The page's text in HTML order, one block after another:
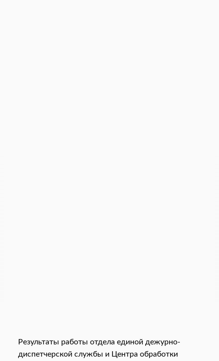
Результаты работы отдела единой дежурно-
диспетчерской службы и Центра обработки